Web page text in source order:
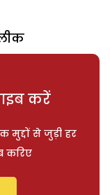
करें
मुद्दों से जुड़ी हर
करिए